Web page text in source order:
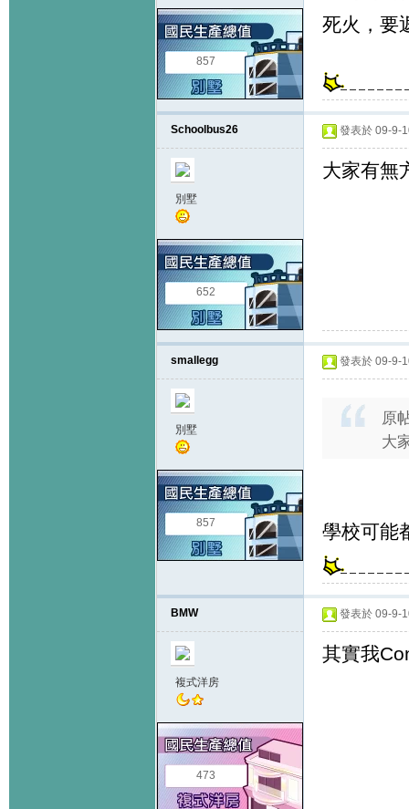
857
死火，要
Schoolbus26
別墅
652
發表於 09-9-
大家有無
smallegg
別墅
857
發表於 09-9-
原
大
學校可能
BMW
複式洋房
473
發表於 09-9-
其實我